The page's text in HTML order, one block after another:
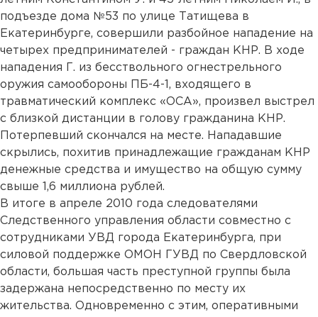
подъезде дома №53 по улице Татищева в
Екатеринбурге, совершили разбойное нападение на
четырех предпринимателей - граждан КНР. В ходе
нападения Г. из бесствольного огнестрельного
оружия самообороны ПБ-4-1, входящего в
травматический комплекс «ОСА», произвел выстрел
с близкой дистанции в голову гражданина КНР.
Потерпевший скончался на месте. Нападавшие
скрылись, похитив принадлежащие гражданам КНР
денежные средства и имущество на общую сумму
свыше 1,6 миллиона рублей.
В итоге в апреле 2010 года следователями
Следственного управления области совместно с
сотрудниками УВД города Екатеринбурга, при
силовой поддержке ОМОН ГУВД по Свердловской
области, большая часть преступной группы была
задержана непосредственно по месту их
жительства. Одновременно с этим, оперативными